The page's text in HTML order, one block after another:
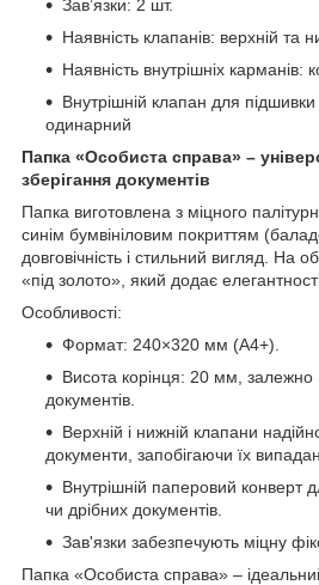
Зав’язки: 2 шт.
Наявність клапанів: верхній та
Наявність внутрішніх карманів:
Внутрішній клапан для підшивки
одинарний
Папка «Особиста справа» –
зберігання документів
Папка виготовлена з міцного
синім бумвініловим покриттям
довговічність і стильний вигляд. На
«під золото», який додає
Особливості:
Формат: 240×320 мм (А4+).
Висота корінця: 20 мм, залежно
документів.
Верхній і нижній клапани
документи, запобігаючи їх
Внутрішній паперовий конверт
чи дрібних документів.
Зав'язки забезпечують міцну
Папка «Особиста справа» –